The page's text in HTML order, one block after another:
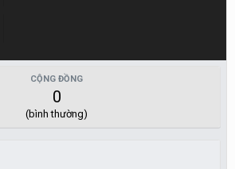
CỘNG ĐỒNG
0
(bình thường)